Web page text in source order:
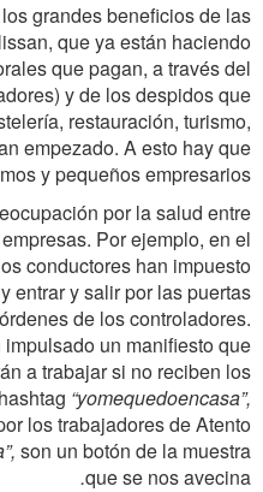
grandes beneficios de las
que ya están haciendo
que pagan, a través del
y de los despidos que
restauración, turismo,
empezado. A esto hay que
y pequeños empresarios.
por la salud entre
Por ejemplo, en el
conductores han impuesto
entrar y salir por las puertas
de los controladores.
un manifiesto que
a trabajar si no reciben los
“yomequedoencasa”,
los trabajadores de Atento
son un botón de la muestra
que se nos avecina
.